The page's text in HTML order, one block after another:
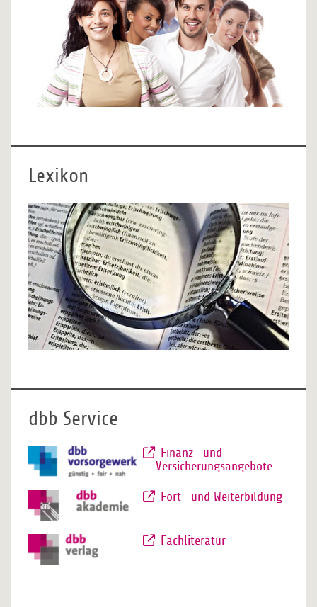
Lexikon
dbb Service
Finanz- und
Versicherungsangebote
Fort- und Weiterbildung
Fachliteratur